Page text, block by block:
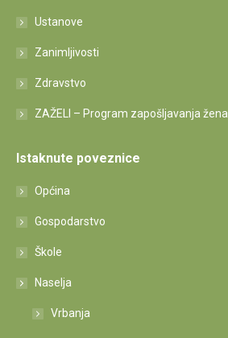
Ustanove
Zanimljivosti
Zdravstvo
ZAŽELI – Program zapošljavanja žena
Istaknute poveznice
Općina
Gospodarstvo
Škole
Naselja
Vrbanja